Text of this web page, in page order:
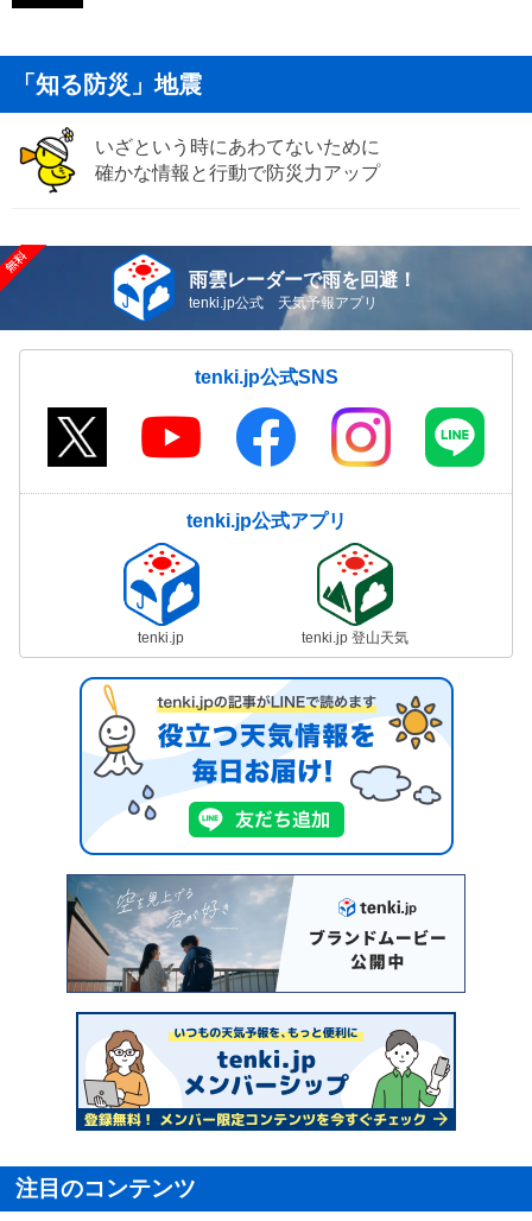
「知る防災」地震
いざという時にあわてないために
確かな情報と行動で防災力アップ
雨雲レーダーで雨を回避！
tenki.jp公式 天気予報アプリ
tenki.jp公式SNS
tenki.jp公式アプリ
tenki.jp tenki.jp 登山天気
注目のコンテンツ